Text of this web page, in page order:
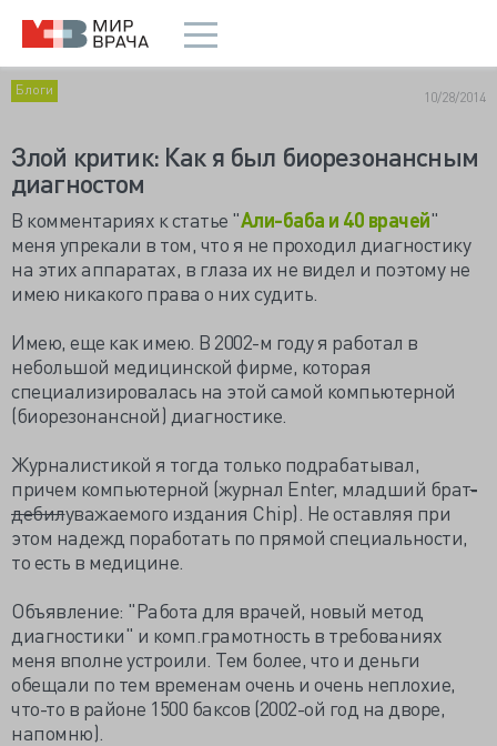
Блоги 10/28/2014
Злой критик: Как я был биорезонансным
диагностом
В комментариях к статье "Али-баба и 40 врачей"
меня упрекали в том, что я не проходил диагностику
на этих аппаратах, в глаза их не видел и поэтому не
имею никакого права о них судить.
Имею, еще как имею. В 2002-м году я работал в
небольшой медицинской фирме, которая
специализировалась на этой самой компьютерной
(биорезонансной) диагностике.
Журналистикой я тогда только подрабатывал,
причем компьютерной (журнал Enter, младший брат-
дебилуважаемого издания Chip). Не оставляя при
этом надежд поработать по прямой специальности,
то есть в медицине.
Объявление: "Работа для врачей, новый метод
диагностики" и комп.грамотность в требованиях
меня вполне устроили. Тем более, что и деньги
обещали по тем временам очень и очень неплохие,
что-то в районе 1500 баксов (2002-ой год на дворе,
напомню).